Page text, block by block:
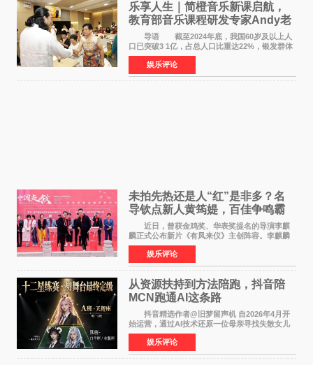
乐享人生｜简橙音乐新课启航，
教育部音乐课程研发专家Andy老
师重磅入驻领航银龄琴声
导语 截至2024年底，我国60岁及以上人
口已突破3 1亿，占总人口比重达22%，银发群体
的精神文化需求日益凸显。2024年1月，国务院办
公厅印发《关于发展银发经济增进老年人福祉的
意见》——这是
娱乐评论
未拍先热还是人“红”是非多？名
导钦点新人黄筠媞，百佳争鸣霸
气回应
近日，曾获金鸡奖、华表奖提名的导演李麒
麟正式公布新片《有凤来仪》主创阵容。李麒麟
早年凭电影《华容道》获得金鸡奖、华表奖提
名，此后长期参与国内外电影制作，其担任制片
人参与的作品亦曾
娱乐评论
从资源扶持到方法陪跑，抖音陪
MCN跑通AI这条路
抖音精选作者@旧梦留声机 自2026年4月开
始运营，通过AI技术还原一位母亲寻找失散女儿
的故事，凭借强情感表达获得大量用户关注，发
布仅21小时便获得超1亿曝光、超1000万互动。
此后，账号持续沿
娱乐评论